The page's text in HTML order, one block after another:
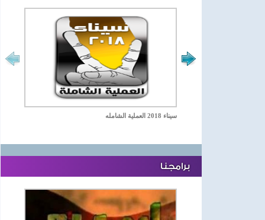
سيناء 2018 العملية الشامله
برامجنا